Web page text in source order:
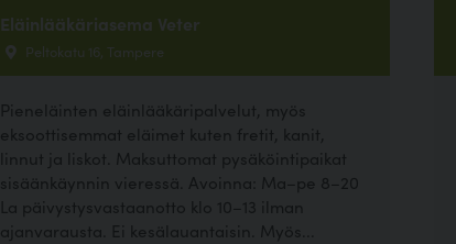
Eläinlääkäriasema Veter
Peltokatu 16, Tampere
Pieneläinten eläinlääkäripalvelut, myös
eksoottisemmat eläimet kuten fretit, kanit,
linnut ja liskot. Maksuttomat pysäköintipaikat
sisäänkäynnin vieressä. Avoinna: Ma–pe 8–20
La päivystysvastaanotto klo 10–13 ilman
ajanvarausta. Ei kesälauantaisin. Myös...